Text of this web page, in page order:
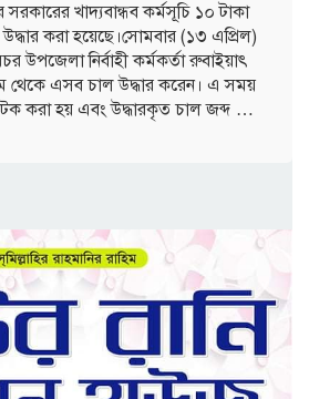
খাদ্যবান্ধব কর্মসূচি ১০ টাকা
করা হয়েছে।সোমবার (১৩ এপ্রিল)
উপজেলা নির্বাহী কর্মকর্তা রুবাইয়াৎ
থেকে এসব চাল উদ্ধার করেন। এ সময়
করা হয় এবং উদ্ধারকৃত চাল জব্দ …